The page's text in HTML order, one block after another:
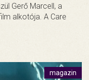
Gerő Marcell, a
alkotója. A Care
magazin